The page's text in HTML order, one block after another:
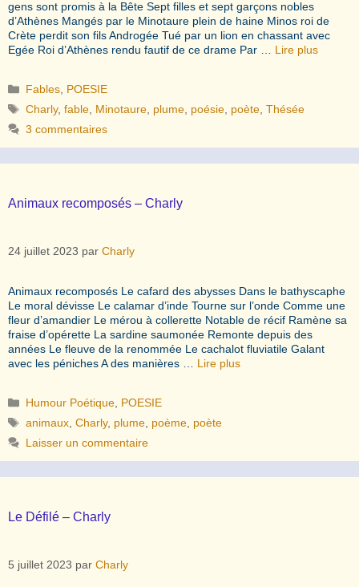
gens sont promis à la Bête Sept filles et sept garçons nobles
d’Athènes Mangés par le Minotaure plein de haine Minos roi de
Crète perdit son fils Androgée Tué par un lion en chassant avec
Egée Roi d’Athènes rendu fautif de ce drame Par … Lire plus
Catégories
Fables POESIE
Étiquettes
Charly,fable Minotaure plume poésie poète ,Thésée
3 commentaires
Animaux recomposés – Charly
24 juillet 2023 par Charly
Animaux recomposés Le cafard des abysses Dans le bathyscaphe
Le moral dévisse Le calamar d’inde Tourne sur l’onde Comme une
fleur d’amandier Le mérou à collerette Notable de récif Ramène sa
fraise d’opérette La sardine saumonée Remonte depuis des
années Le fleuve de la renommée Le cachalot fluviatile Galant
avec les péniches A des manières … Lire plus
Catégories
Humour Poétique POESIE
Étiquettes
animaux ,Charly, plume poème poète
Laisser un commentaire
Le Défilé – Charly
5 juillet 2023 par Charly